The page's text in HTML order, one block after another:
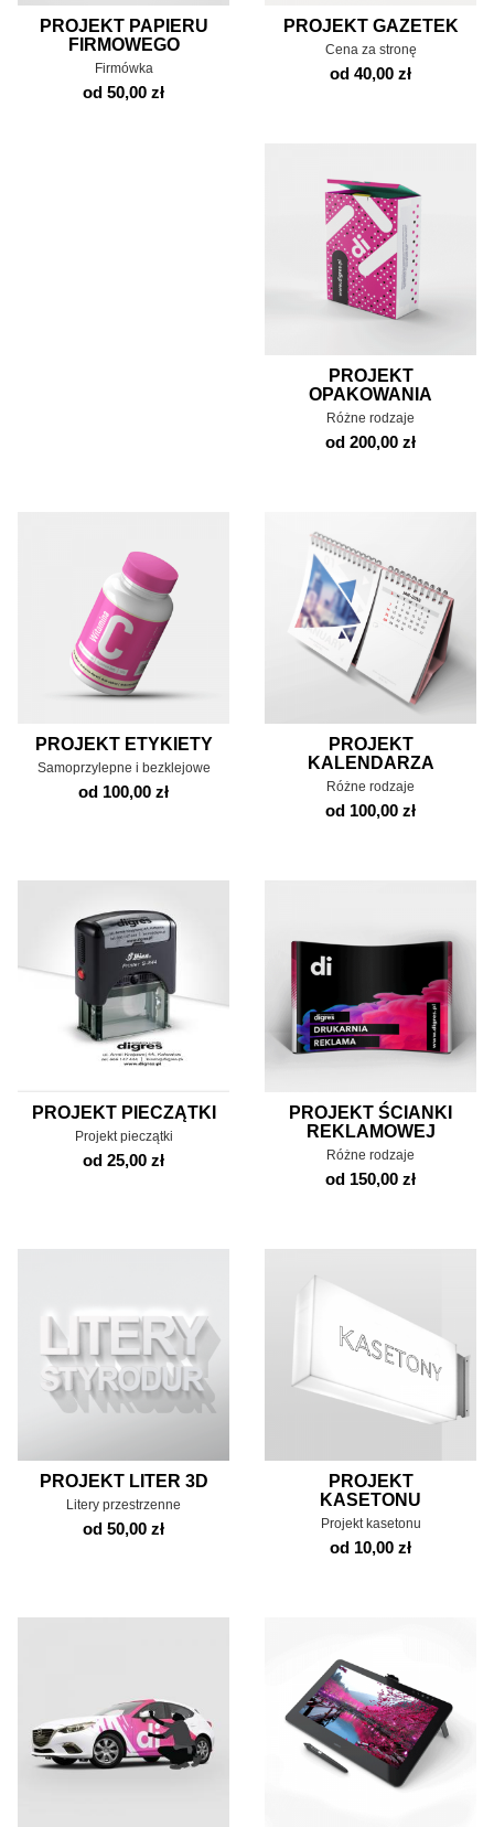
PROJEKT PAPIERU
FIRMOWEGO
Firmówka
od 50,00 zł
PROJEKT GAZETEK
Cena za stronę
od 40,00 zł
PROJEKT
OPAKOWANIA
Różne rodzaje
od 200,00 zł
PROJEKT ETYKIETY
Samoprzylepne i bezklejowe
od 100,00 zł
PROJEKT
KALENDARZA
Różne rodzaje
od 100,00 zł
PROJEKT PIECZĄTKI
Projekt pieczątki
od 25,00 zł
PROJEKT ŚCIANKI
REKLAMOWEJ
Różne rodzaje
od 150,00 zł
PROJEKT LITER 3D
Litery przestrzenne
od 50,00 zł
PROJEKT
KASETONU
Projekt kasetonu
od 10,00 zł